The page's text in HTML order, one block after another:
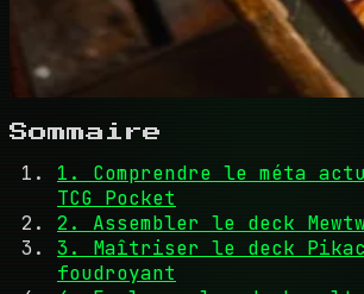
Sommaire
1. Comprendre le méta
TCG Pocket
2. Assembler le deck
3. Maîtriser le deck
foudroyant